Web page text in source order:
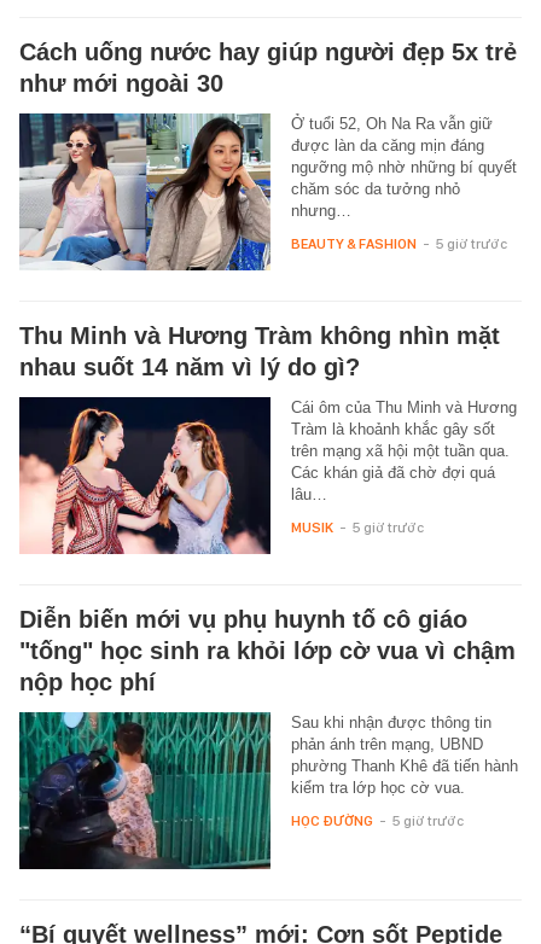
Cách uống nước hay giúp người đẹp 5x trẻ
như mới ngoài 30
Ở tuổi 52, Oh Na Ra vẫn giữ
được làn da căng mịn đáng
ngưỡng mộ nhờ những bí quyết
chăm sóc da tưởng nhỏ
nhưng…
BEAUTY & FASHION - 5 giờ trước
Thu Minh và Hương Tràm không nhìn mặt
nhau suốt 14 năm vì lý do gì?
Cái ôm của Thu Minh và Hương
Tràm là khoảnh khắc gây sốt
trên mạng xã hội một tuần qua.
Các khán giả đã chờ đợi quá
lâu…
MUSIK - 5 giờ trước
Diễn biến mới vụ phụ huynh tố cô giáo
"tống" học sinh ra khỏi lớp cờ vua vì chậm
nộp học phí
Sau khi nhận được thông tin
phản ánh trên mạng, UBND
phường Thanh Khê đã tiến hành
kiểm tra lớp học cờ vua.
HỌC ĐƯỜNG - 5 giờ trước
“Bí quyết wellness” mới: Cơn sốt Peptide